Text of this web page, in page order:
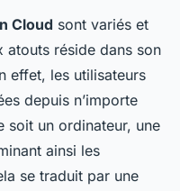
Cloud sont variés et
atouts réside dans son
effet, les utilisateurs
depuis n’importe
soit un ordinateur, une
ainsi les
se traduit par une